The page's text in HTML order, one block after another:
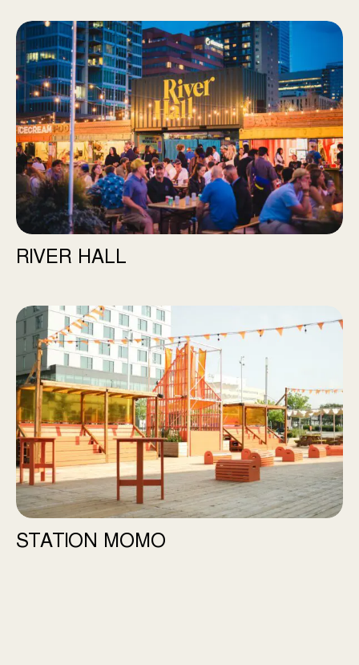
River Hall
RIVER HALL
Station Momo
STATION MOMO